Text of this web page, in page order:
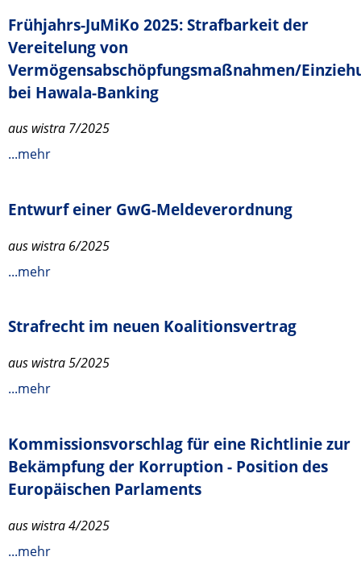
Frühjahrs-JuMiKo 2025: Strafbarkeit der
Vereitelung von
Vermögensabschöpfungsmaßnahmen/
bei Hawala-Banking
aus wistra 7/2025
...mehr
Entwurf einer GwG-Meldeverordnung
aus wistra 6/2025
...mehr
Strafrecht im neuen Koalitionsvertrag
aus wistra 5/2025
...mehr
Kommissionsvorschlag für eine Richtlinie zur
Bekämpfung der Korruption - Position des
Europäischen Parlaments
aus wistra 4/2025
...mehr